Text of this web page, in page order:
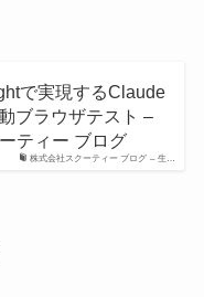
株式会社スクーティー ブログ – 生…
で実現するClaude
ブラウザテスト –
ティー ブログ